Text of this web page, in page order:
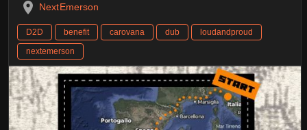
NextEmerson
D2D benefit carovana dub
loudandproud
nextemerson